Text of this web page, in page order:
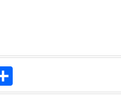
共
有